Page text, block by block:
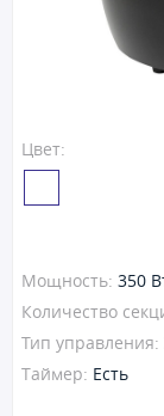
Цвет:
Мощность: 350
Количество
Тип управления:
Таймер: Есть